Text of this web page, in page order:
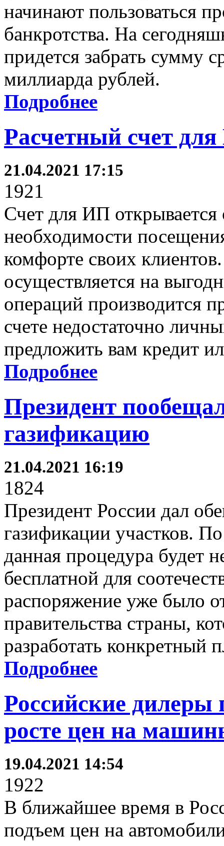
начинают пользоваться
банкротства. На
придется забрать сумму
миллиарда рублей.
Подробнее
Расчетный счет
21.04.2021 17:15
1921
Счет для ИП открывается
необходимости
комфорте своих
осуществляется на
операций производится
счете недостаточно
предложить вам кредит
Подробнее
Президент
газификацию
21.04.2021 16:19
1824
Президент России дал
газификации участков.
данная процедура будет
бесплатной для
распоряжение уже было
правительства страны,
разработать конкретный
Подробнее
Российские дилеры
росте цен на
19.04.2021 14:54
1922
В ближайшее время в
подъем цен на